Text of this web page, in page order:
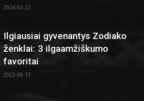
2024-02-22
Ilgiausiai gyvenantys Zodiako
ženklai: 3 ilgaamžiškumo
favoritai
2023-08-13